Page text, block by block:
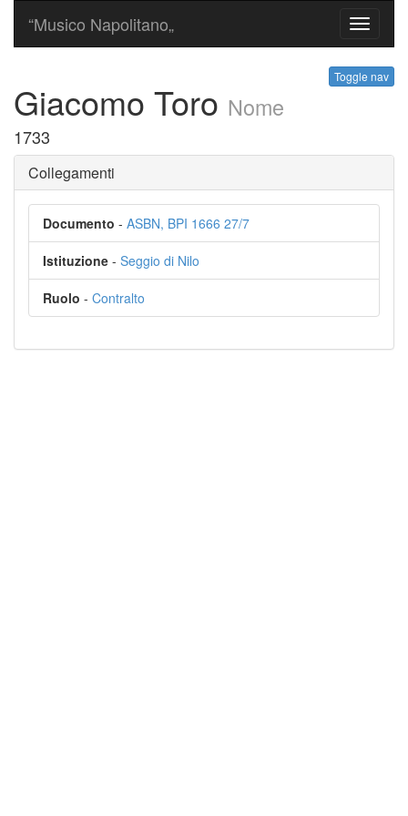
Toggle
“Musico Napolitano„
Toggle nav
Giacomo Toro Nome
1733
Collegamenti
Documento - ASBN, BPI 1666 27/7
Istituzione - Seggio di Nilo
Ruolo - Contralto